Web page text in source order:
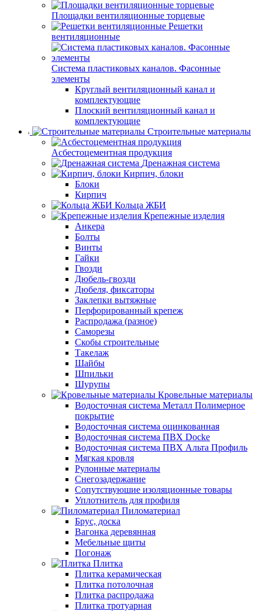
Площадки вентиляционные торцевые
Решетки
вентиляционные
Система пластиковых каналов. Фасонные
элементы
Круглый вентиляционный канал и
комплектующие
Плоский вентиляционный канал и
комплектующие
Строительные материалы
Асбестоцементная продукция
Дренажная система
Кирпич, блоки
Блоки
Кирпич
Кольца ЖБИ
Крепежные изделия
Анкера
Болты
Винты
Гайки
Гвозди
Дюбель-гвозди
Дюбеля, фиксаторы
Заклепки вытяжные
Перфорированный крепеж
Распродажа (разное)
Саморезы
Скобы строительные
Такелаж
Шайбы
Шпильки
Шурупы
Кровельные материалы
Водосточная система Металл Полимерное
покрытие
Водосточная система оцинкованная
Водосточная система ПВХ Docke
Водосточная система ПВХ Альта Профиль
Мягкая кровля
Рулонные материалы
Снегозадержание
Сопутствуюшие изоляционные товары
Уплотнитель для профиля
Пиломатериал
Брус, доска
Вагонка деревянная
Мебельные щиты
Погонаж
Плитка
Плитка керамическая
Плитка потолочная
Плитка распродажа
Плитка тротуарная